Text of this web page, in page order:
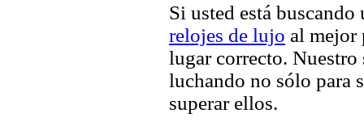
Si usted está
relojes de lujo al mejor
lugar correcto. Nuestro
luchando no sólo para
superar ellos.